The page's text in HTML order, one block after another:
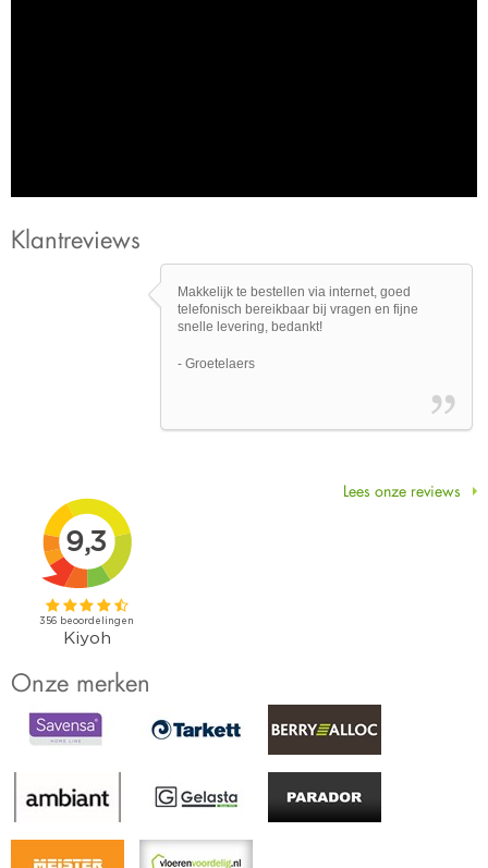
Klantreviews
Makkelijk te bestellen via internet, goed
telefonisch bereikbaar bij vragen en fijne
snelle levering, bedankt!
- Groetelaers
Lees onze reviews
Onze merken